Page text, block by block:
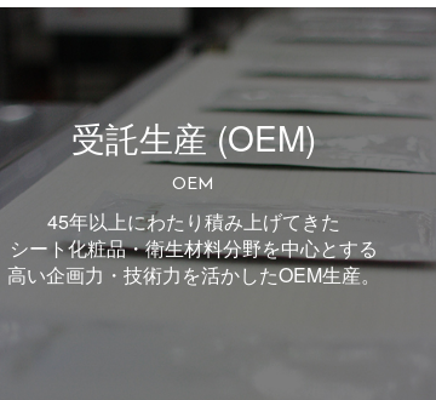
受託生産 (OEM)
OEM
45年以上にわたり積み上げてきた
シート化粧品・衛生材料分野を中心とする
高い企画力・技術力を活かしたOEM生産。